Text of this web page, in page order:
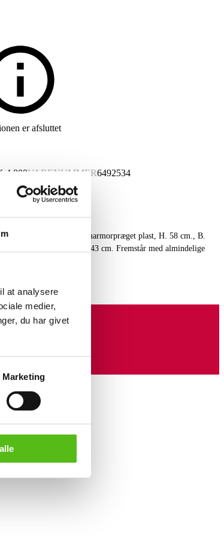
at analysere
medier,
du har givet
Marketing
er afsluttet
4.000VARENUMMER6492534
og bordplade af marmorpræget plast, H. 58 cm., B.
metal, H. 141 cm., B. 43 cm. Fremstår med almindelige